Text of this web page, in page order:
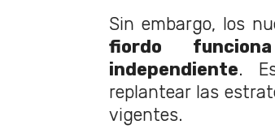
Sin embargo, los
fiordo
independiente.
replantear las
vigentes.